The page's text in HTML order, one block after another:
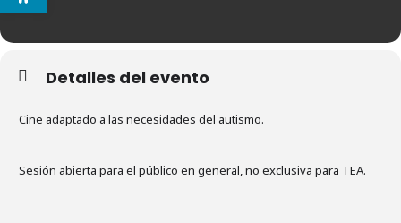
Detalles del evento
Cine adaptado a las necesidades del autismo.
Sesión abierta para el público en general, no exclusiva para TEA.